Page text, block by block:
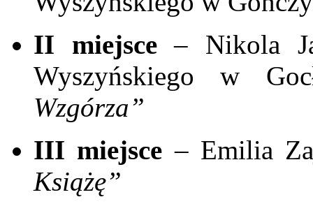
II miejsce– Nikola
Wyszyńskiego w
Wzgórza”
III miejsce – Emilia
Książę”